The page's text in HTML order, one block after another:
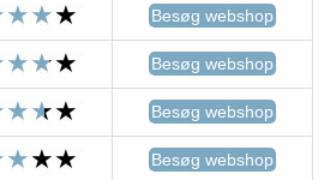
Besøg webshop
Besøg webshop
Besøg webshop
Besøg webshop